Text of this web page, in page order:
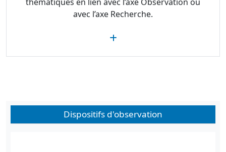
avec l’axe Recherche.
Dispositifs d'observation